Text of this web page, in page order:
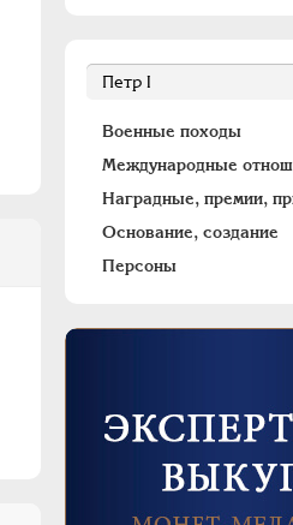
Военные походы
Международные
Наградные, премии,
Основание, создание
Персоны